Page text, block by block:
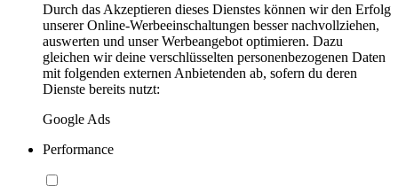
Durch das Akzeptieren dieses Dienstes können wir den Erfolg
unserer Online-Werbeeinschaltungen besser nachvollziehen,
auswerten und unser Werbeangebot optimieren. Dazu
gleichen wir deine verschlüsselten personenbezogenen Daten
mit folgenden externen Anbietenden ab, sofern du deren
Dienste bereits nutzt:
Google Ads
Performance